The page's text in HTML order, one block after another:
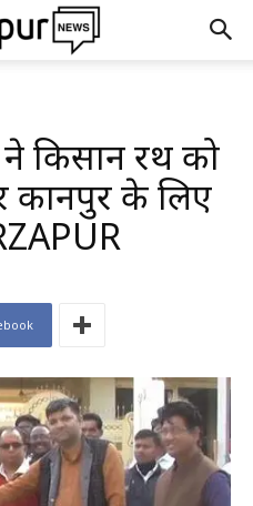
किसान रथ को
कानपुर के लिए